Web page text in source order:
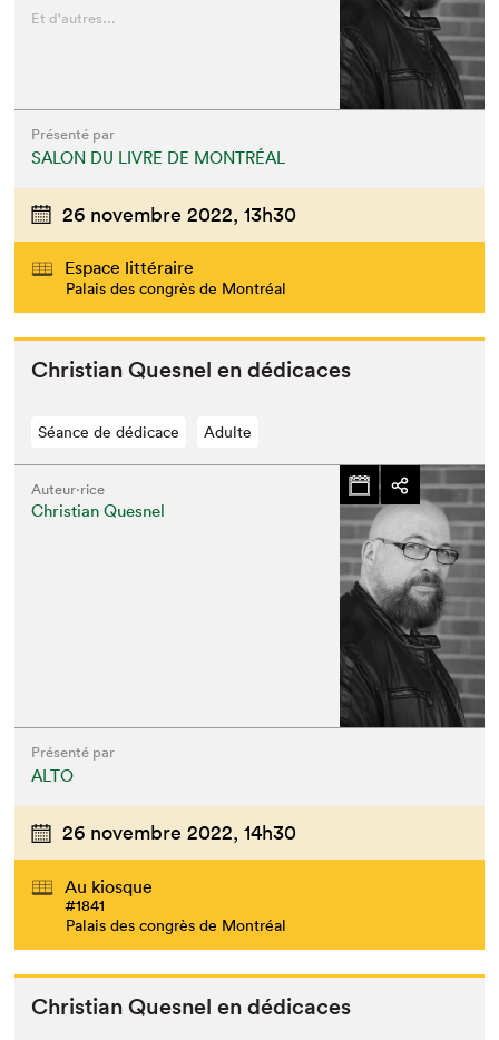
Et d'autres...
Présenté par
SALON DU LIVRE DE MONTRÉAL
26 novembre 2022, 13h30
Espace littéraire
Palais des congrès de Montréal
Chris­t­ian Ques­nel en dédicaces
Séance de dédicace Adulte
Auteur·rice
Christian Quesnel
Présenté par
ALTO
26 novembre 2022, 14h30
Au kiosque
#1841
Palais des congrès de Montréal
Chris­t­ian Ques­nel en dédicaces